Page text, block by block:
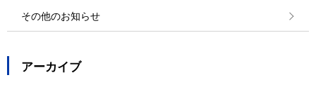
その他のお知らせ
アーカイブ